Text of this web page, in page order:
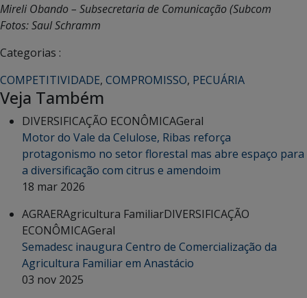
Mireli Obando – Subsecretaria de Comunicação (Subcom
Fotos: Saul Schramm
Categorias :
COMPETITIVIDADE, COMPROMISSO, PECUÁRIA
Veja Também
DIVERSIFICAÇÃO ECONÔMICAGeral
Motor do Vale da Celulose, Ribas reforça
protagonismo no setor florestal mas abre espaço para
a diversificação com citrus e amendoim
18 mar 2026
AGRAERAgricultura FamiliarDIVERSIFICAÇÃO
ECONÔMICAGeral
Semadesc inaugura Centro de Comercialização da
Agricultura Familiar em Anastácio
03 nov 2025